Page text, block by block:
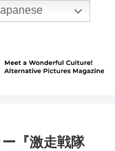
『激走戦隊